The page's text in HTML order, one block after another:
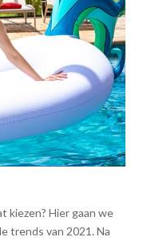
kiezen? Hier gaan we
trends van 2021. Na